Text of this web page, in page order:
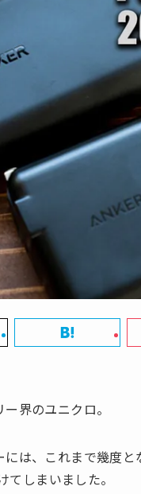
界のユニクロ。
は、これまで幾度
しまいました。